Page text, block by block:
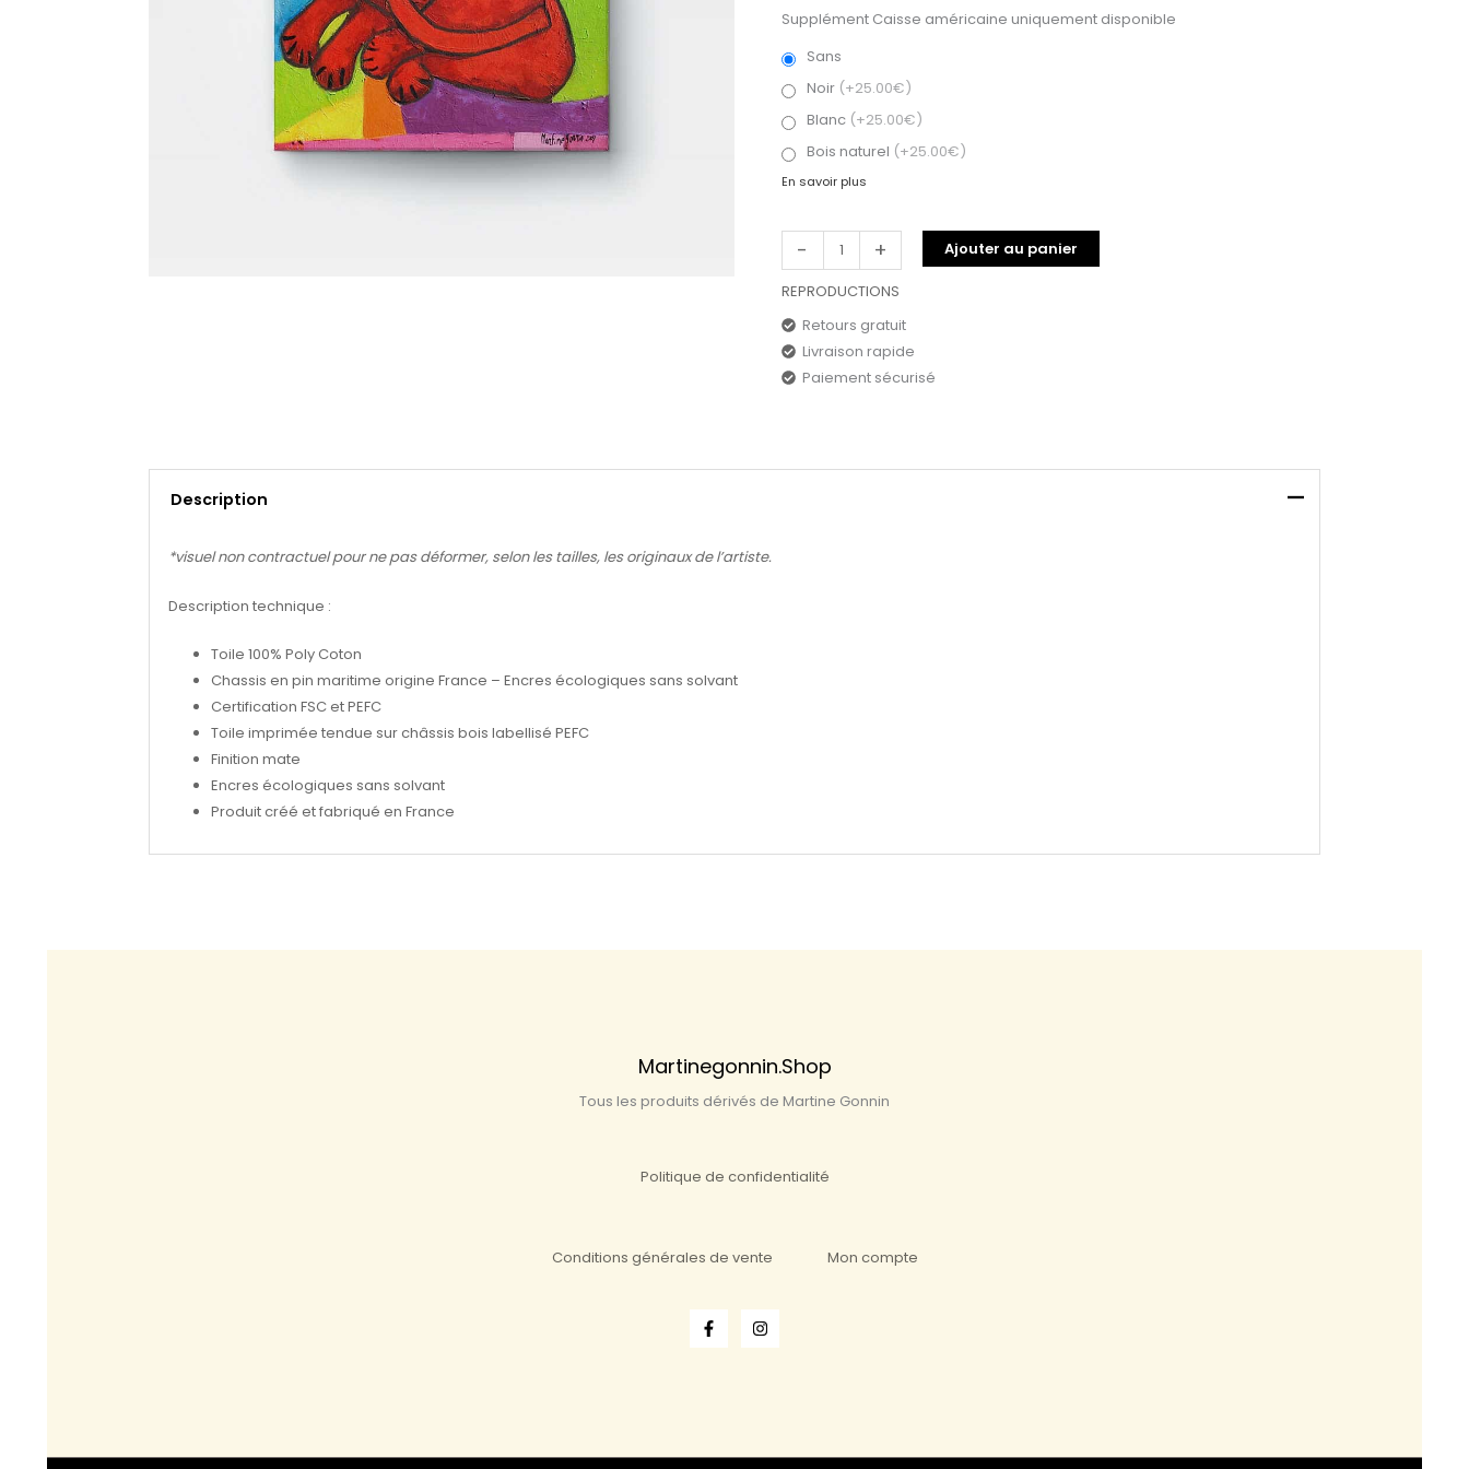
Supplément Caisse américaine uniquement disponible
Sans
Noir (+25.00€)
Blanc (+25.00€)
Bois naturel (+25.00€)
En savoir plus
- + Ajouter au panier
REPRODUCTIONS
Retours gratuit
Livraison rapide
Paiement sécurisé
Description
*visuel non contractuel pour ne pas déformer, selon les tailles, les originaux de l’artiste.
Description technique :
Toile 100% Poly Coton
Chassis en pin maritime origine France – Encres écologiques sans solvant
Certification FSC et PEFC
Toile imprimée tendue sur châssis bois labellisé PEFC
Finition mate
Encres écologiques sans solvant
Produit créé et fabriqué en France
Martinegonnin.shop
Tous les produits dérivés de Martine Gonnin
Politique de confidentialité
Conditions générales de vente Mon compte